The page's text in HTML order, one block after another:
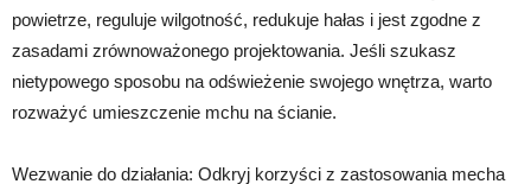
powietrze, reguluje wilgotność, redukuje hałas i jest zgodne z
zasadami zrównoważonego projektowania. Jeśli szukasz
nietypowego sposobu na odświeżenie swojego wnętrza, warto
rozważyć umieszczenie mchu na ścianie.
Wezwanie do działania: Odkryj korzyści z zastosowania mecha